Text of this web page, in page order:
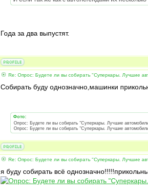
Года за два выпустят.
Re: Опрос: Будете ли вы собирать "Суперкары. Лучшие
Собирать буду однозначно,машинки
Фото:
Опрос: Будете ли вы собирать "Суперкары. Лучшие
Опрос: Будете ли вы собирать "Суперкары. Лучшие
Re: Опрос: Будете ли вы собирать "Суперкары. Лучшие
я буду собирать всё